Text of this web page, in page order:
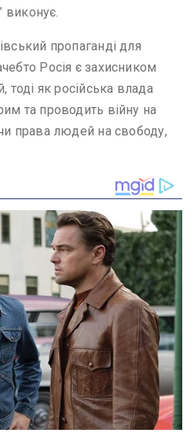
виконує.
пропаганді для
Росія є захисником
тоді як російська влада
та проводить війну на
права людей на свободу,